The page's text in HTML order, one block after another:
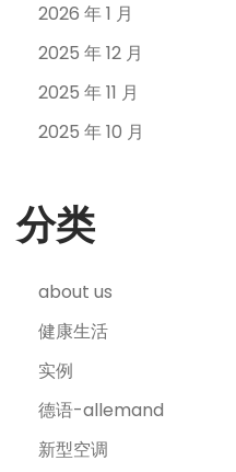
2026 年 1 月
2025 年 12 月
2025 年 11 月
2025 年 10 月
分类
about us
健康生活
实例
德语-allemand
新型空调